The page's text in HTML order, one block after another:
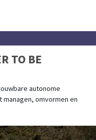
TO BE
autonome
omvormen en